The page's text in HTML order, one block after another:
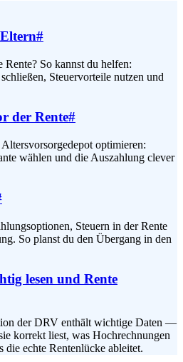
#
So kannst du helfen:
Steuervorteile nutzen und
der Rente#
optimieren:
wählen und die Auszahlung clever
Steuern in der Rente
So planst du den Übergang in den
lesen und Rente
der DRV enthält wichtige Daten —
korrekt liest, was Hochrechnungen
die echte Rentenlücke ableitet.